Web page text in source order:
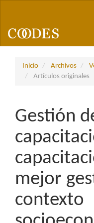
principal
Barra
Inicio Archivos
Artículos originales
Gestión
mejor
contexto